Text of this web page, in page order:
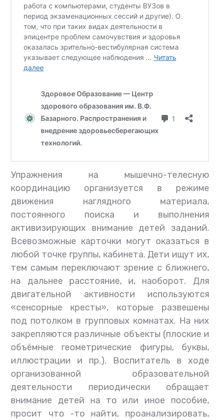
Упражнения на мышечно-телесную
координацию организуется в режиме
движения наглядного материала,
постоянного поиска и выполнения
активизирующих внимание детей заданий.
Всевозможные карточки могут оказаться в
любой точке группы, кабинета. Дети ищут их,
тем самым переключают зрение с ближнего,
на дальнее расстояние, и, наоборот. Для
двигательной активности используются
«сенсорные кресты», которые развешены
под потолком в групповых комнатах. На них
закрепляются различные объекты (плоские и
объёмные геометрические фигуры, буквы,
иллюстрации и пр.). Воспитатель в ходе
организованной образовательной
деятельности периодически обращает
внимание детей на то или иное пособие,
просит что -то найти, проанализировать,